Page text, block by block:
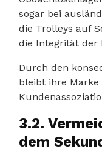
sogar bei
die Trolleys auf
die Integrität der
Durch den
bleibt ihre
3.2.
dem